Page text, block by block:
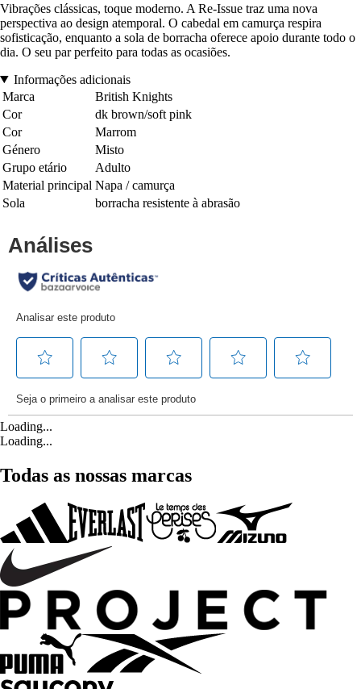
Vibrações clássicas, toque moderno. A Re-Issue traz uma nova
perspectiva ao design atemporal. O cabedal em camurça respira
sofisticação, enquanto a sola de borracha oferece apoio durante todo o
dia. O seu par perfeito para todas as ocasiões.
Informações adicionais
Marca
British Knights
Cor
dk brown/soft pink
Cor
Marrom
Género
Misto
Grupo etário
Adulto
Material principal Napa / camurça
Sola
borracha resistente à abrasão
Loading...
Loading...
Todas as nossas marcas